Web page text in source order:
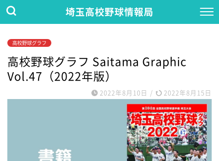
埼玉高校野球情報局
高校野球グラフ
高校野球グラフ Saitama Graphic
Vol.47（2022年版）
2022年8月10日 / 2022年8月15日